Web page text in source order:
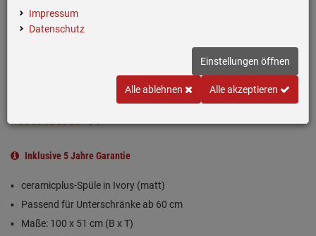
Inklusive 5 Jahre Garantie
ceramicplus-Spüle in Ivory (matt)
Passend für Unterschränke ab 60 cm
Maße: 100 x 51 cm (B x T)
Impressum
Datenschutz
Einstellungen öffnen
Alle ablehnen Alle akzeptieren